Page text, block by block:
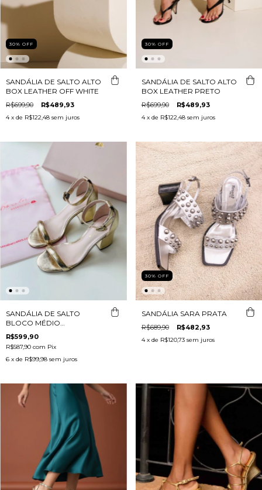
30% OFF
SANDÁLIA DE SALTO ALTO
BOX LEATHER OFF WHITE
R$699,90 R$489,93
4 x de R$122,48 sem juros
30% OFF
SANDÁLIA DE SALTO ALTO
BOX LEATHER PRETO
R$699,90 R$489,93
4 x de R$122,48 sem juros
SANDÁLIA DE SALTO
BLOCO MÉDIO
METALIZADO DOURADO
R$599,90
R$587,90 com Pix
6 x de R$99,98 sem juros
30% OFF
SANDÁLIA SARA PRATA
R$689,90 R$482,93
4 x de R$120,73 sem juros